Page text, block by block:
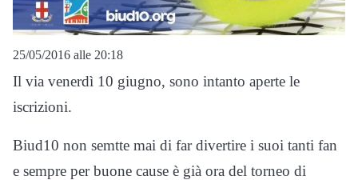
25/05/2016 alle 20:18
Il via venerdì 10 giugno, sono intanto aperte le
iscrizioni.
Biud10 non semtte mai di far divertire i suoi tanti fan
e sempre per buone cause è già ora del torneo di